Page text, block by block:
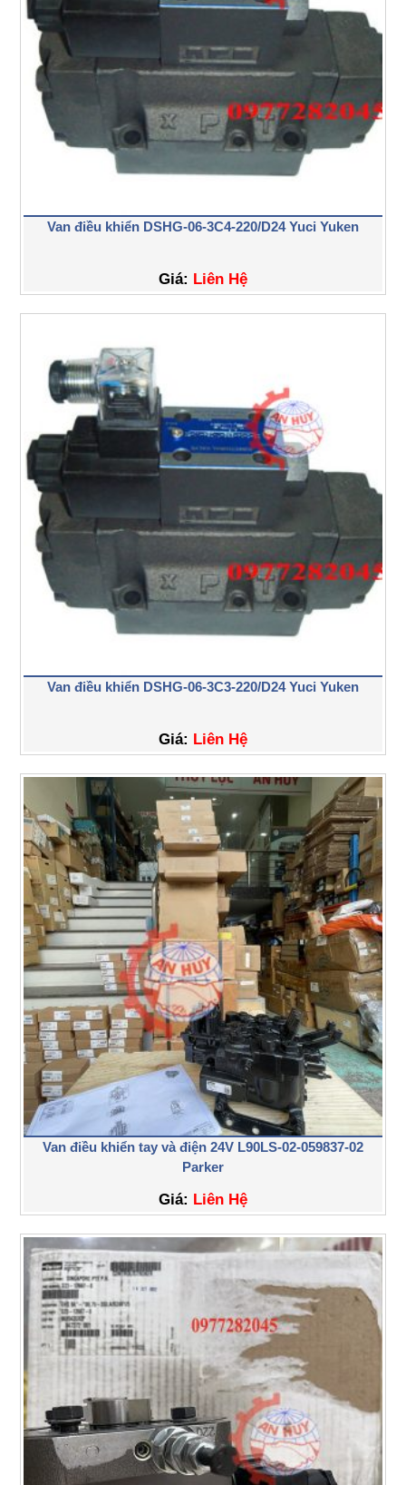
Van điều khiển DSHG-06-3C4-220/D24 Yuci Yuken
Giá: Liên Hệ
Van điều khiển DSHG-06-3C3-220/D24 Yuci Yuken
Giá: Liên Hệ
Van điều khiển tay và điện 24V L90LS-02-059837-02
Parker
Giá: Liên Hệ